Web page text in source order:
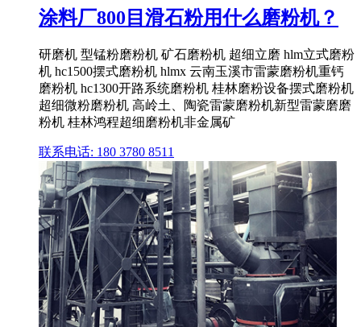
涂料厂800目滑石粉用什么磨粉机？
研磨机 型锰粉磨粉机 矿石磨粉机 超细立磨 hlm立式磨粉
机 hc1500摆式磨粉机 hlmx 云南玉溪市雷蒙磨粉机重钙
磨粉机 hc1300开路系统磨粉机 桂林磨粉设备摆式磨粉机
超细微粉磨粉机 高岭土、陶瓷雷蒙磨粉机新型雷蒙磨磨
粉机 桂林鸿程超细磨粉机非金属矿
联系电话: 180 3780 8511